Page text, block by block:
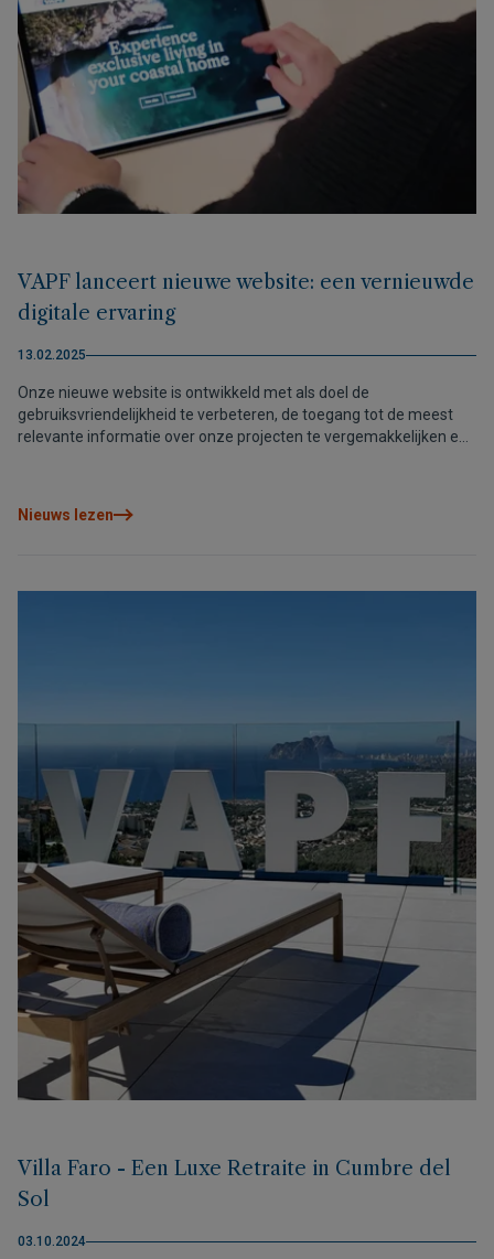
VAPF lanceert nieuwe website: een vernieuwde
digitale ervaring
13.02.2025
Onze nieuwe website is ontwikkeld met als doel de
gebruiksvriendelijkheid te verbeteren, de toegang tot de meest
relevante informatie over onze projecten te vergemakkelijken en
Nieuws lezen
Villa Faro - Een Luxe Retraite in Cumbre del
Sol
03.10.2024